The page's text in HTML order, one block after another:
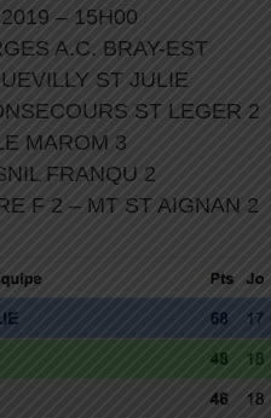
– 15H00
A.C. BRAY-EST
ST JULIE
ST LEGER 2
MAROM 3
FRANQU 2
F 2 – MT ST AIGNAN 2